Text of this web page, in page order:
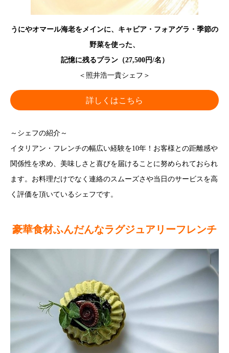
うにやオマール海老をメインに、キャビア・フォアグラ・季節の
野菜を使った、
記憶に残るプラン（27,500円/名）
＜照井浩一貴シェフ＞
詳しくはこちら
～シェフの紹介～
イタリアン・フレンチの幅広い経験を10年！お客様との距離感や
関係性を求め、美味しさと喜びを届けることに努められておられ
ます。お料理だけでなく連絡のスムーズさや当日のサービスを高
く評価を頂いているシェフです。
豪華食材ふんだんなラグジュアリーフレンチ